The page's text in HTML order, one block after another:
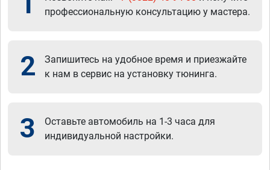
профессиональную консультацию у мастера.
2
Запишитесь на удобное время и приезжайте
к нам в сервис на установку тюнинга.
3
Оставьте автомобиль на 1-3 часа для
индивидуальной настройки.